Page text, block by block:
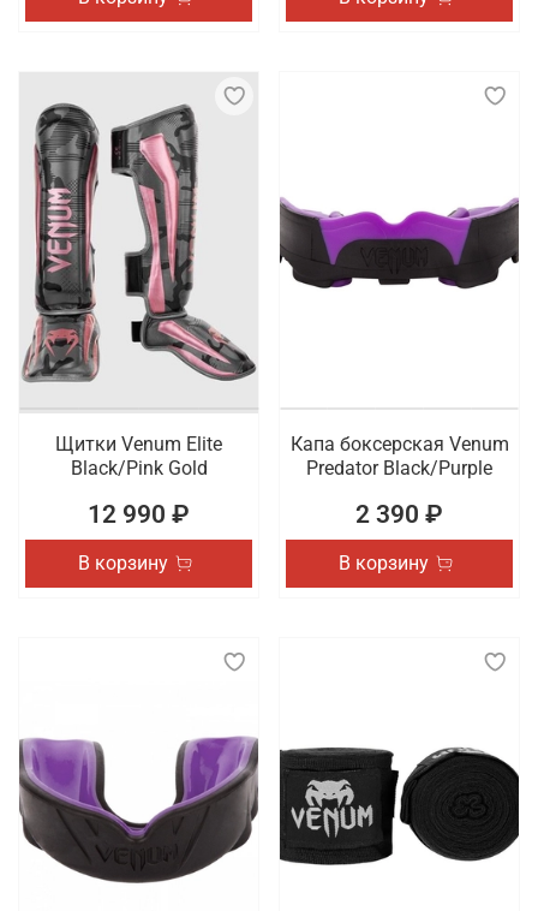
Щитки Venum Elite
Black/Pink Gold
12 990 ₽
В корзину
Капа боксерская Venum
Predator Black/Purple
2 390 ₽
В корзину